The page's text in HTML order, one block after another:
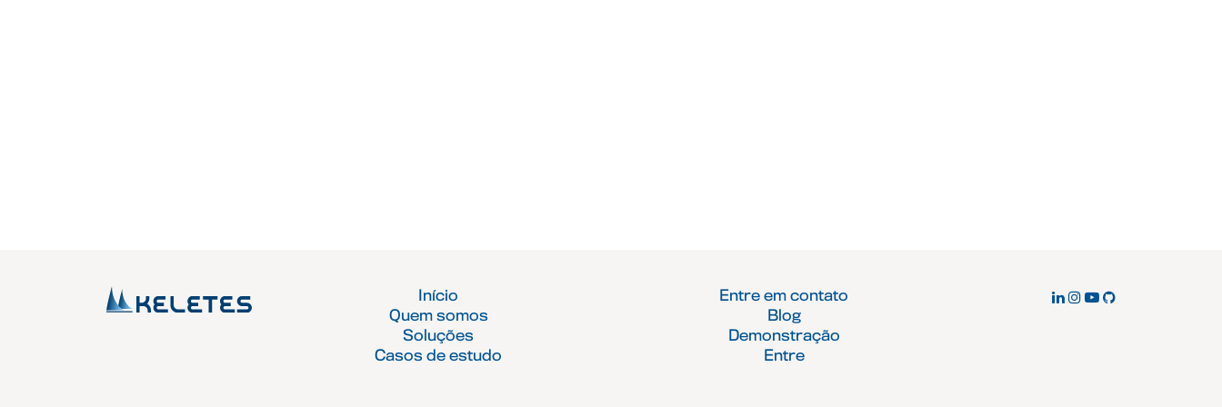
Início
Quem somos
Soluções
Casos de estudo
Entre em contato
Blog
Demonstração
Entre